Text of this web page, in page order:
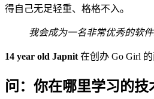
得自己无足轻重、格格不入。
我会成为一名非常优秀的软
14 year old Japnit 在创办 Go Girl
问：你在哪里学习的技